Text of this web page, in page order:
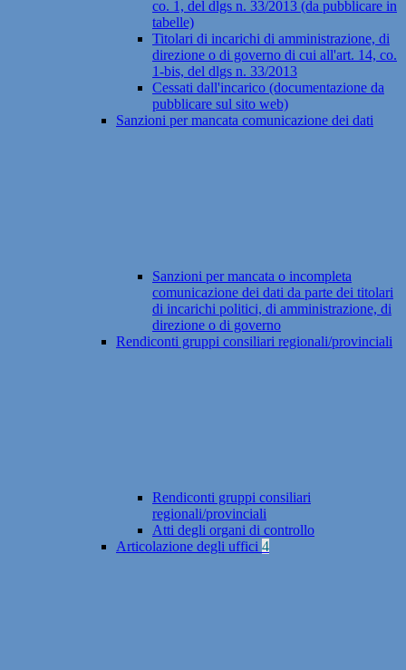
co. 1, del dlgs n. 33/2013 (da pubblicare in
tabelle)
Titolari di incarichi di amministrazione, di
direzione o di governo di cui all'art. 14, co.
1-bis, del dlgs n. 33/2013
Cessati dall'incarico (documentazione da
pubblicare sul sito web)
Sanzioni per mancata comunicazione dei dati
Sanzioni per mancata o incompleta
comunicazione dei dati da parte dei titolari
di incarichi politici, di amministrazione, di
direzione o di governo
Rendiconti gruppi consiliari regionali/provinciali
Rendiconti gruppi consiliari
regionali/provinciali
Atti degli organi di controllo
Articolazione degli uffici 4